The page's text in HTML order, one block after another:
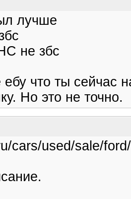
лучше
не збс
что ты сейчас
Но это не точно.
cars/used/sale/